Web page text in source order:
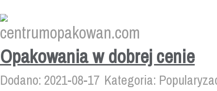
Opakowania w dobrej cenie
Dodano: 2021-08-17 Kategoria: